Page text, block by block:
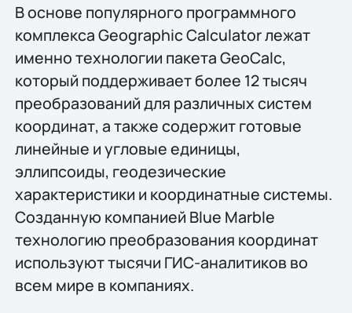
В основе популярного программного
комплекса Geographic Calculator лежат
именно технологии пакета GeoCalc,
который поддерживает более 12 тысяч
преобразований для различных систем
координат, а также содержит готовые
линейные и угловые единицы,
эллипсоиды, геодезические
характеристики и координатные системы.
Созданную компанией Blue Marble
технологию преобразования координат
используют тысячи ГИС-аналитиков во
всем мире в компаниях.